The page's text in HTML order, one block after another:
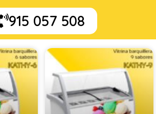
915 057 508